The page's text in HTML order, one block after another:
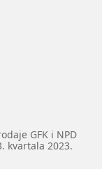
GFK i NPD
kvartala 2023.